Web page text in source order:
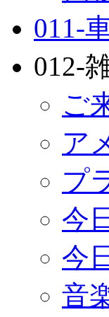
011-
012-
ご
ア
プ
今
今
音